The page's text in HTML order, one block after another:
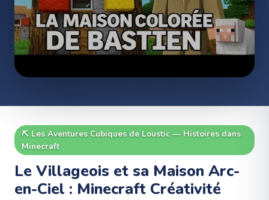
⛏️ Les Aventures Cubiques de Loustic — Histoires dans
Minecraft
Le Villageois et sa Maison Arc-
en-Ciel : Minecraft Créativité